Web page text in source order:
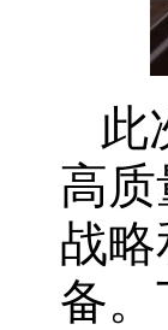
此
高
战
备